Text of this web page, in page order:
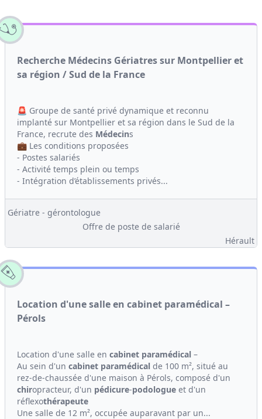
Recherche Médecins Gériatres sur Montpellier et
sa région / Sud de la France
🚨 Groupe de santé privé dynamique et reconnu
implanté sur Montpellier et sa région dans le Sud de la
France, recrute des Médecins
💼 Les conditions proposées
- Postes salariés
- Activité temps plein ou temps
- Intégration d’établissements privés...
Gériatre - gérontologue
Offre de poste de salarié
Hérault
Location d'une salle en cabinet paramédical –
Pérols
Location d'une salle en cabinet paramédical –
Au sein d'un cabinet paramédical de 100 m², situé au
rez-de-chaussée d'une maison à Pérols, composé d'un
chiropracteur, d'un pédicure-podologue et d'un
réflexothérapeute
Une salle de 12 m², occupée auparavant par un...